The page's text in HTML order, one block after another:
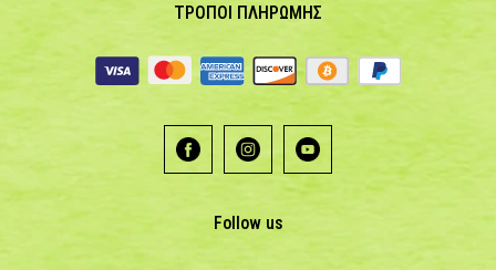
ΤΡΟΠΟΙ ΠΛΗΡΩΜΗΣ
Follow us